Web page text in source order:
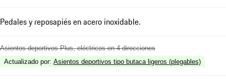
Pedales y reposapiés en acero inoxidable.
Asientos deportivos Plus, eléctricos en 4 direcciones
Actualizado por: Asientos deportivos tipo butaca ligeros (plegables)